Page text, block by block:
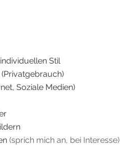
Stil
Privatgebrauch)
Soziale Medien)
(sprich mich an, bei Interesse)